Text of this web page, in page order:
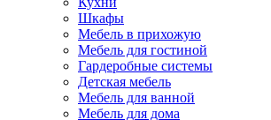
Шкафы
Мебель в прихожую
Мебель для гостиной
Гардеробные системы
Детская мебель
Мебель для ванной
Мебель для дома